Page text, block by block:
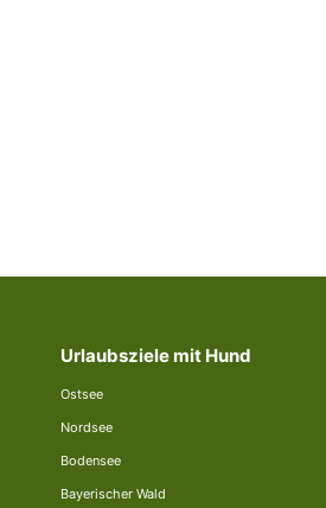
Urlaubsziele mit Hund
Ostsee
Nordsee
Bodensee
Bayerischer Wald